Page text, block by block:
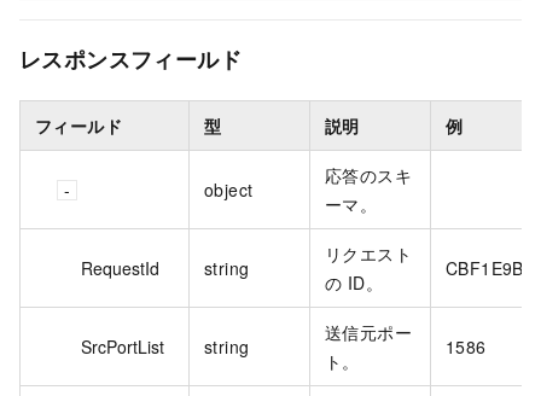
レスポンスフィールド
フィールド 型 説明 例
object
応答のスキ
ーマ。
RequestId string
リクエスト
の ID。
SrcPortList string
送信元ポー
ト。
1586